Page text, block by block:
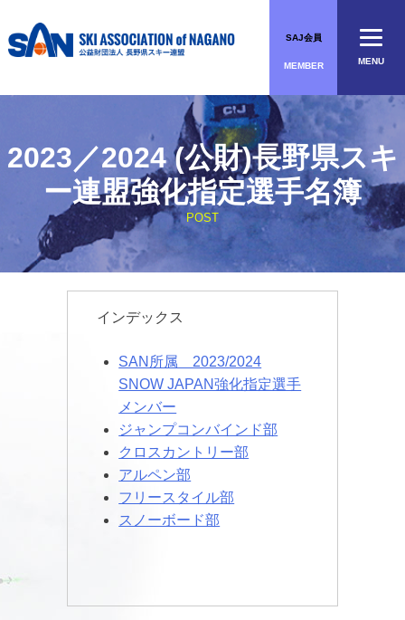
to
content
SAJ会員
MEMBER
2023／2024 (公財)長野県スキ
ー連盟強化指定選手名簿
POST
インデックス
SAN所属 2023/2024
SNOW JAPAN強化指定選手
メンバー
ジャンプコンバインド部
クロスカントリー部
アルペン部
フリースタイル部
スノーボード部
MENU